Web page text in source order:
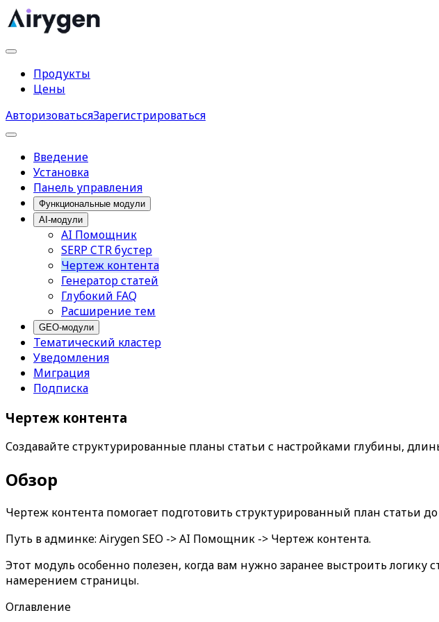
Продукты
Цены
АвторизоватьсяЗарегистрироваться
Введение
Установка
Панель управления
Функциональные модули
AI-модули
AI Помощник
SERP CTR бустер
Чертеж контента
Генератор статей
Глубокий FAQ
Расширение тем
GEO-модули
Тематический кластер
Уведомления
Миграция
Подписка
Чертеж контента
Создавайте структурированные планы статьи с настройками глубины,
Обзор
Чертеж контента помогает подготовить структурированный план статьи
Путь в админке: Airygen SEO -> AI Помощник -> Чертеж контента.
Этот модуль особенно полезен, когда вам нужно заранее выстроить
намерением страницы.
Оглавление